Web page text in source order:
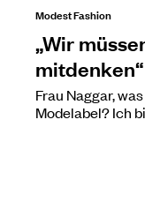
Modest Fashion
„Wir
mitdenken“
Frau Naggar,
Modelabel? Ich